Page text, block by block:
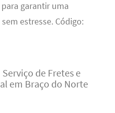
garantir uma
estresse. Código:
de Fretes e
em Braço do Norte